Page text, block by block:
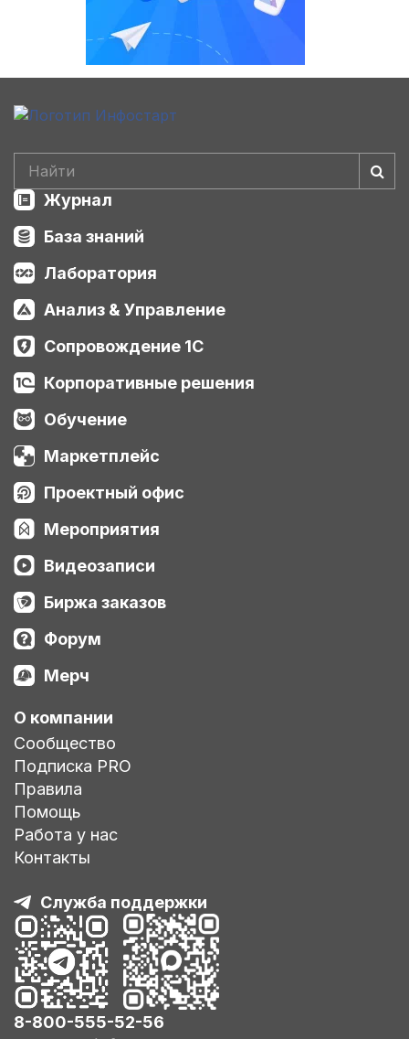
Журнал
База знаний
Лаборатория
Анализ & Управление
Сопровождение 1С
Корпоративные решения
Обучение
Маркетплейс
Проектный офис
Мероприятия
Видеозаписи
Биржа заказов
Форум
Мерч
О компании
Сообщество
Подписка PRO
Правила
Помощь
Работа у нас
Контакты
Служба поддержки
8-800-555-52-56